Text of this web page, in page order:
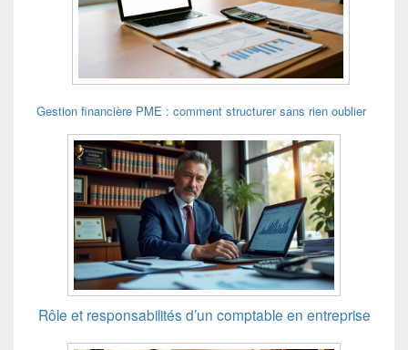
Gestion financière PME : comment structurer sans rien oublier
Rôle et responsabilités d’un comptable en entreprise